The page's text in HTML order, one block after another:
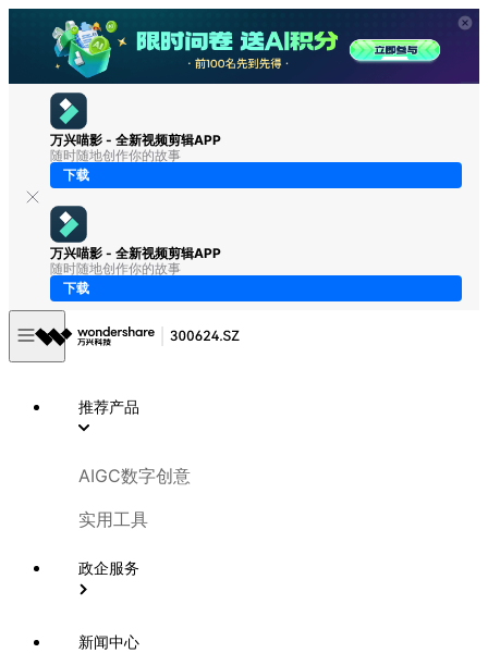
万兴喵影 - 全新视频剪辑APP
随时随地创作你的故事
下载
万兴喵影 - 全新视频剪辑APP
随时随地创作你的故事
下载
推荐产品
AIGC数字创意
实用工具
政企服务
新闻中心